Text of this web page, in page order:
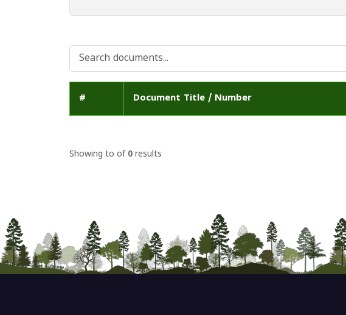
# Document Title / Number
Showing to of 0 results